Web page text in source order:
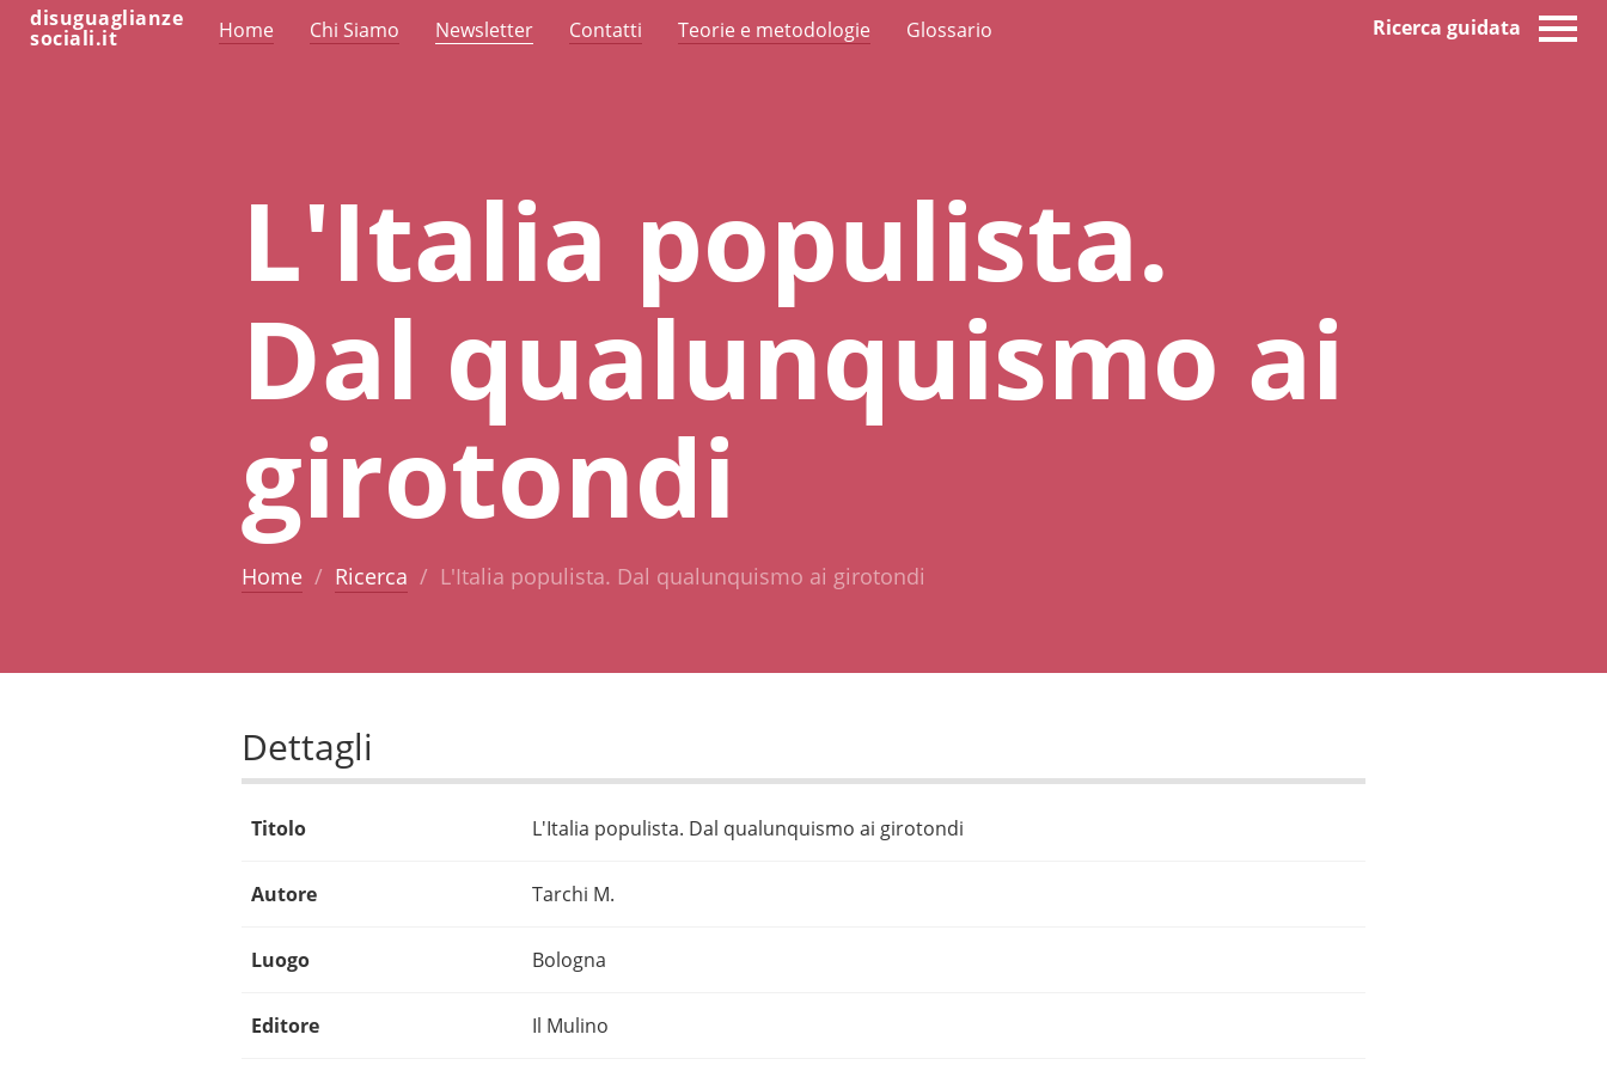
disuguaglianze
sociali.it Home Chi Siamo Newsletter Contatti Teorie e metodologie Glossario Ricerca guidata
L'Italia populista.
Dal qualunquismo ai
girotondi
Home Ricerca L'Italia populista. Dal qualunquismo ai girotondi
Dettagli
Titolo L'Italia populista. Dal qualunquismo ai girotondi
Autore Tarchi M.
Luogo Bologna
Editore Il Mulino